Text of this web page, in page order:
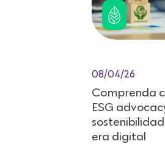
08/04/26
Comprenda
ESG
era digital